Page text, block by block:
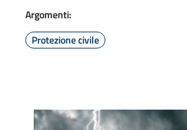
Argomenti:
Protezione civile